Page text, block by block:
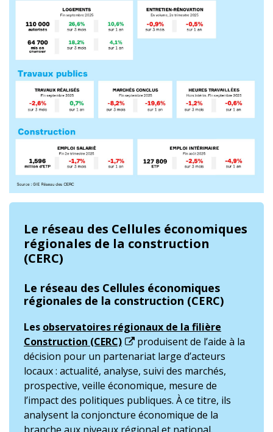
Le réseau des Cellules économiques
régionales de la construction
(CERC)
Le réseau des Cellules économiques
régionales de la construction (CERC)
Les observatoires régionaux de la filière
Construction (CERC)
produisent de l’aide à la
décision pour un partenariat large d’acteurs
locaux : actualité, analyse, suivi des marchés,
prospective, veille économique, mesure de
l’impact des politiques publiques. À ce titre, ils
analysent la conjoncture économique de la
branche aux niveaux régional et national.